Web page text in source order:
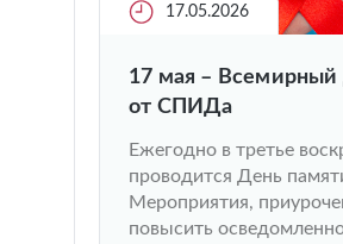
17.05.2026
17 мая –
от СПИДа
Ежегодно в третье
проводится День
Мероприятия,
повысить